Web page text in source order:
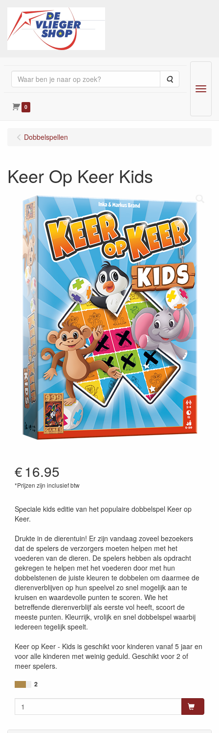
Zoeken
0
Menu
Dobbelspellen
Keer Op Keer Kids
€16.95
*Prijzen zijn inclusief btw
Speciale kids editie van het populaire dobbelspel Keer op
Keer.
Drukte in de dierentuin! Er zijn vandaag zoveel bezoekers
dat de spelers de verzorgers moeten helpen met het
voederen van de dieren. De spelers hebben als opdracht
gekregen te helpen met het voederen door met hun
dobbelstenen de juiste kleuren te dobbelen om daarmee de
dierenverblijven op hun speelvel zo snel mogelijk aan te
kruisen en waardevolle punten te scoren. Wie het
betreffende dierenverblijf als eerste vol heeft, scoort de
meeste punten. Kleurrijk, vrolijk en snel dobbelspel waarbij
iedereen tegelijk speelt.
Keer op Keer - Kids is geschikt voor kinderen vanaf 5 jaar en
voor alle kinderen met weinig geduld. Geschikt voor 2 of
meer spelers.
2